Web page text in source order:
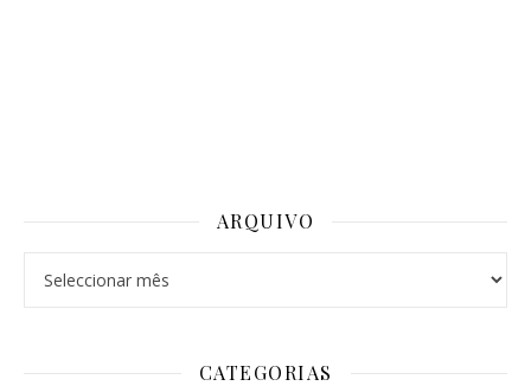
ARQUIVO
CATEGORIAS